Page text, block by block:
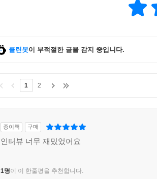
클린봇이 부적절한 글을 감지 중입니다.
1 2
종이책 구매
인터뷰 너무 재밌었어요
1명이 이 한줄평을 추천합니다.